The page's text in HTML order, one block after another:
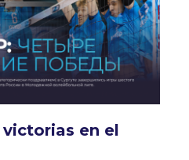
victorias en el